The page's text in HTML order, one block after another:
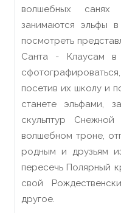
волшебных
занимаются эльфы
посмотреть
Санта - Клаусам
посетив их школу и
станете эльфами,
скульптур
волшебном троне,
родным и друзьям
пересечь Полярный
свой
другое.